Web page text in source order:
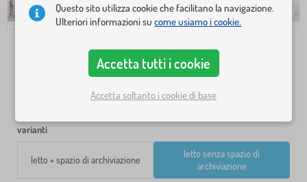
Dimensioni del letto
140x70 cm 160x80 cm
180x80 cm 200x90 cm
varianti
letto + spazio di archiviazione
letto senza spazio di
archiviazione
Questo sito utilizza cookie che facilitano la navigazione.
Ulteriori informazioni sucome usiamo i cookie.
Accetta tutti i cookie
Accetta soltanto i cookie di base